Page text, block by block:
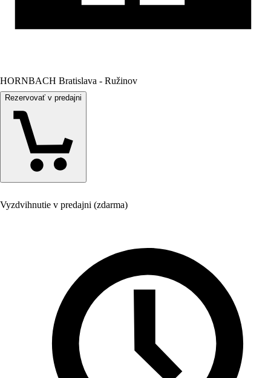
HORNBACH Bratislava - Ružinov
Rezervovať v predajni
Vyzdvihnutie v predajni (zdarma)